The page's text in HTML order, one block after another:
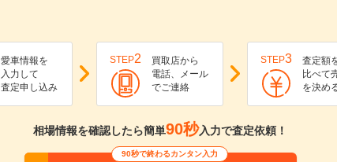
愛車情報を
入力して
査定申し込み
STEP2
買取店から
電話、メール
でご連絡
STEP3
査定額
比べて
を決め
相場情報を確認したら簡単90秒入力で査定依頼！
90秒で終わるカンタン入力